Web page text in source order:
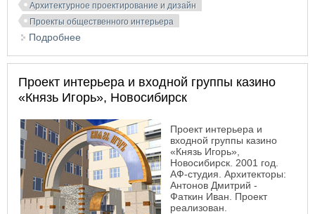
Архитектурное проектирование и дизайн
Проекты общественного интерьера
Подробнее
Проект интерьера и входной группы казино
«Князь Игорь», Новосибирск
Проект интерьера и
входной группы казино
«Князь Игорь»,
Новосибирск. 2001 год.
АФ-студия. Архитекторы:
Антонов Дмитрий -
Фаткин Иван. Проект
реализован.